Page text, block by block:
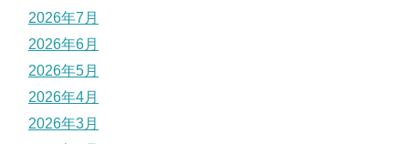
2026年7月
2026年6月
2026年5月
2026年4月
2026年3月